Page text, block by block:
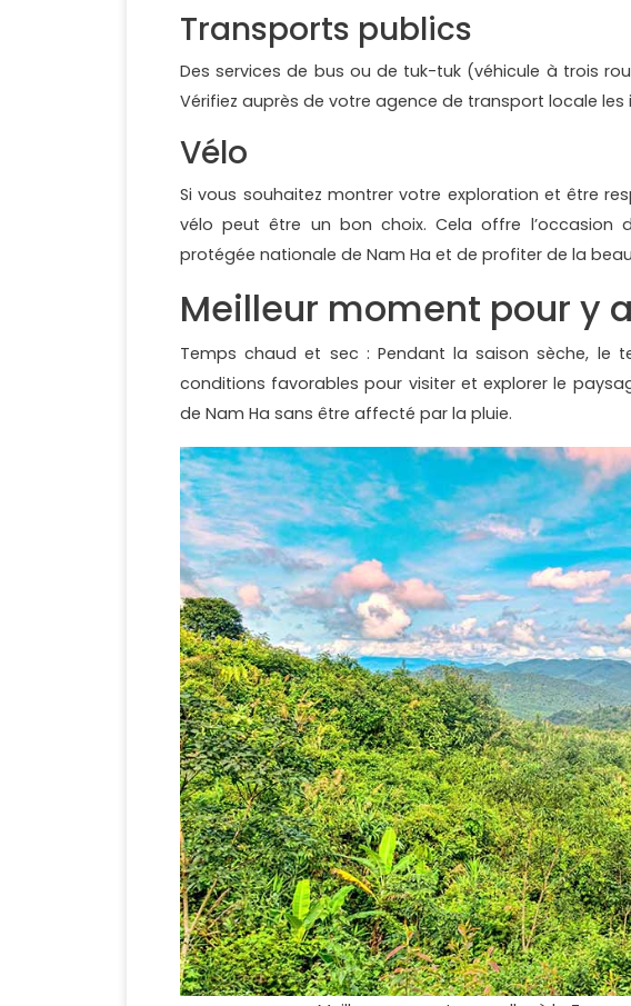
Transports publics
Des services de bus ou de tuk-tuk (véhicule à trois
Vérifiez auprès de votre agence de transport locale les
Vélo
Si vous souhaitez montrer votre exploration et être
vélo peut être un bon choix. Cela offre l’occasion
protégée nationale de Nam Ha et de profiter de la
Meilleur moment pour y
Temps chaud et sec : Pendant la saison sèche, le
conditions favorables pour visiter et explorer le
de Nam Ha sans être affecté par la pluie.